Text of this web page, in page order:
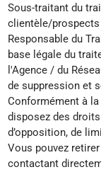
Sous-traitant du
clientèle/prospects
Responsable du
base légale du
l'Agence / du
de suppression et
Conformément à
disposez des droits
d’opposition, de
Vous pouvez
contactant